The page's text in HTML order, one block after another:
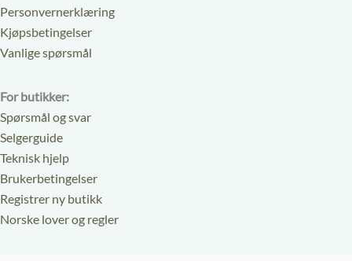
Personvernerklæring
Kjøpsbetingelser
Vanlige spørsmål
For butikker:
Spørsmål og svar
Selgerguide
Teknisk hjelp
Brukerbetingelser
Registrer ny butikk
Norske lover og regler